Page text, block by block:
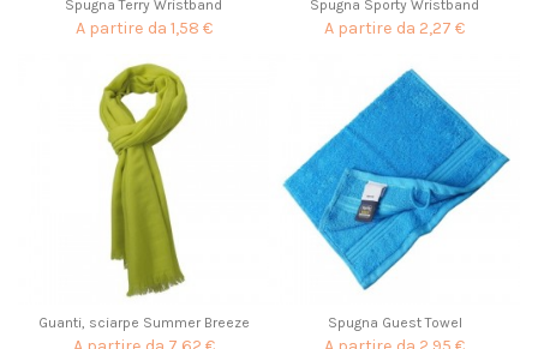
Spugna Terry Wristband
A partire da 1,58 €
Spugna Sporty Wristband
A partire da 2,27 €
Guanti, sciarpe Summer Breeze Spugna Guest Towel